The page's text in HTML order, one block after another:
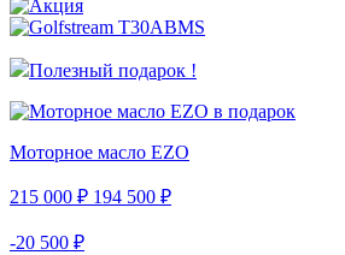
Полезный подарок !
Моторное масло EZO
215 000 ₽ 194 500 ₽
-20 500 ₽